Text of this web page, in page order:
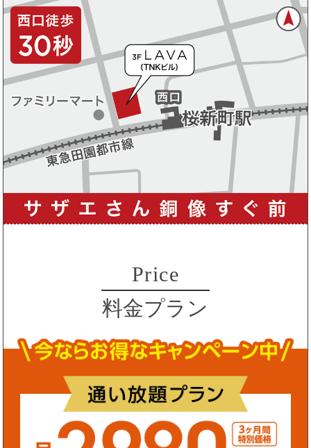
Price
料金プラン